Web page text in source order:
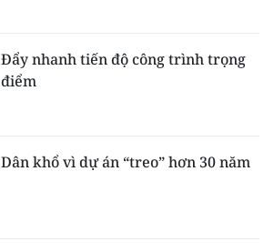
Đẩy nhanh tiến độ công trình trọng
điểm
Dân khổ vì dự án “treo” hơn 30 năm